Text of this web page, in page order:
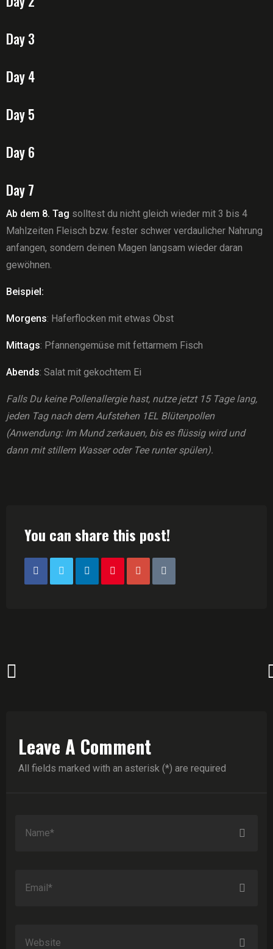
Day 3
Day 4
Day 5
Day 6
Day 7
Ab dem 8. Tag solltest du nicht gleich wieder mit 3 bis 4
Mahlzeiten Fleisch bzw. fester schwer verdaulicher Nahrung
anfangen, sondern deinen Magen langsam wieder daran
gewöhnen.
Beispiel:
Morgens: Haferflocken mit etwas Obst
Mittags: Pfannengemüse mit fettarmem Fisch
Abends: Salat mit gekochtem Ei
Falls Du keine Pollenallergie hast, nutze jetzt 15 Tage lang,
jeden Tag nach dem Aufstehen 1EL Blütenpollen
(Anwendung: Im Mund zerkauen, bis es flüssig wird und
dann mit stillem Wasser oder Tee runter spülen).
You can share this post!
Leave A Comment
All fields marked with an asterisk (*) are required